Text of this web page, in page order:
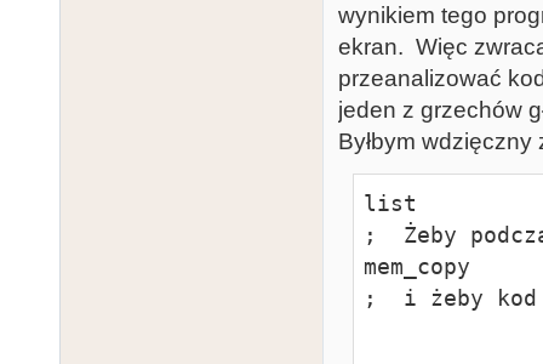
wynikiem tego
ekran. Więc
przeanalizować
jeden z grzechów
Byłbym
list
;  Żeby
mem_copy
;  i żeby kod